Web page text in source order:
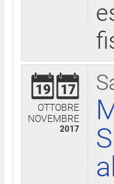
19 17
OTTOBRE
NOVEMBRE
2017